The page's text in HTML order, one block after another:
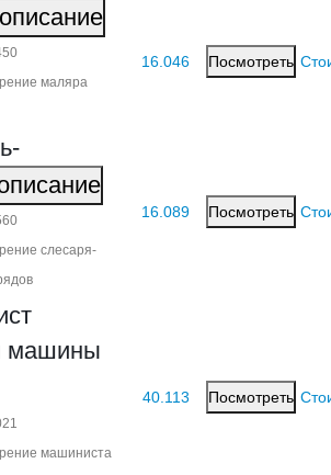
описание
маляра
16.046 Посмотреть
слесаря-
16.089 Посмотреть
машины
машиниста
40.113 Посмотреть